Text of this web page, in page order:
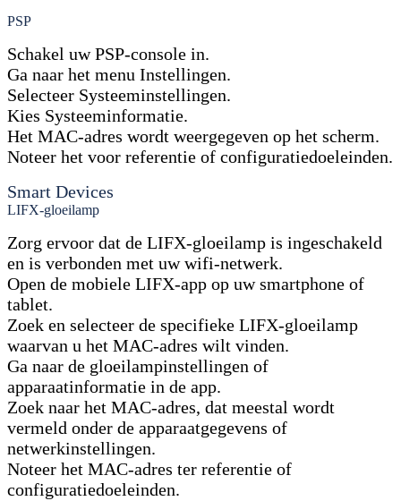
PSP
Schakel uw PSP-console in.
Ga naar het menu Instellingen.
Selecteer Systeeminstellingen.
Kies Systeeminformatie.
Het MAC-adres wordt weergegeven op het scherm.
Noteer het voor referentie of configuratiedoeleinden.
Smart Devices
LIFX-gloeilamp
Zorg ervoor dat de LIFX-gloeilamp is ingeschakeld
en is verbonden met uw wifi-netwerk.
Open de mobiele LIFX-app op uw smartphone of
tablet.
Zoek en selecteer de specifieke LIFX-gloeilamp
waarvan u het MAC-adres wilt vinden.
Ga naar de gloeilampinstellingen of
apparaatinformatie in de app.
Zoek naar het MAC-adres, dat meestal wordt
vermeld onder de apparaatgegevens of
netwerkinstellingen.
Noteer het MAC-adres ter referentie of
configuratiedoeleinden.